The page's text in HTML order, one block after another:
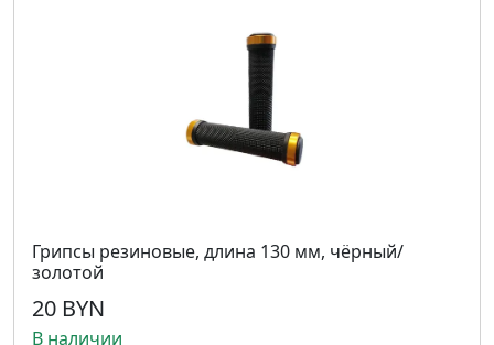
Грипсы резиновые, длина 130 мм, чёрный/
золотой
20 BYN
В наличии